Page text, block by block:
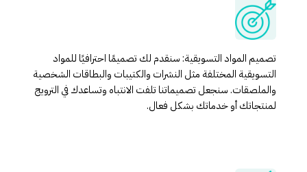
تصميم المواد التسويقية: سنقدم لك تصميمًا احترافيًا للمواد
التسويقية المختلفة مثل النشرات والكتيبات والبطاقات الشخصية
والملصقات. سنجعل تصميماتنا تلفت الانتباه وتساعدك في الترويج
لمنتجاتك أو خدماتك بشكل فعال.